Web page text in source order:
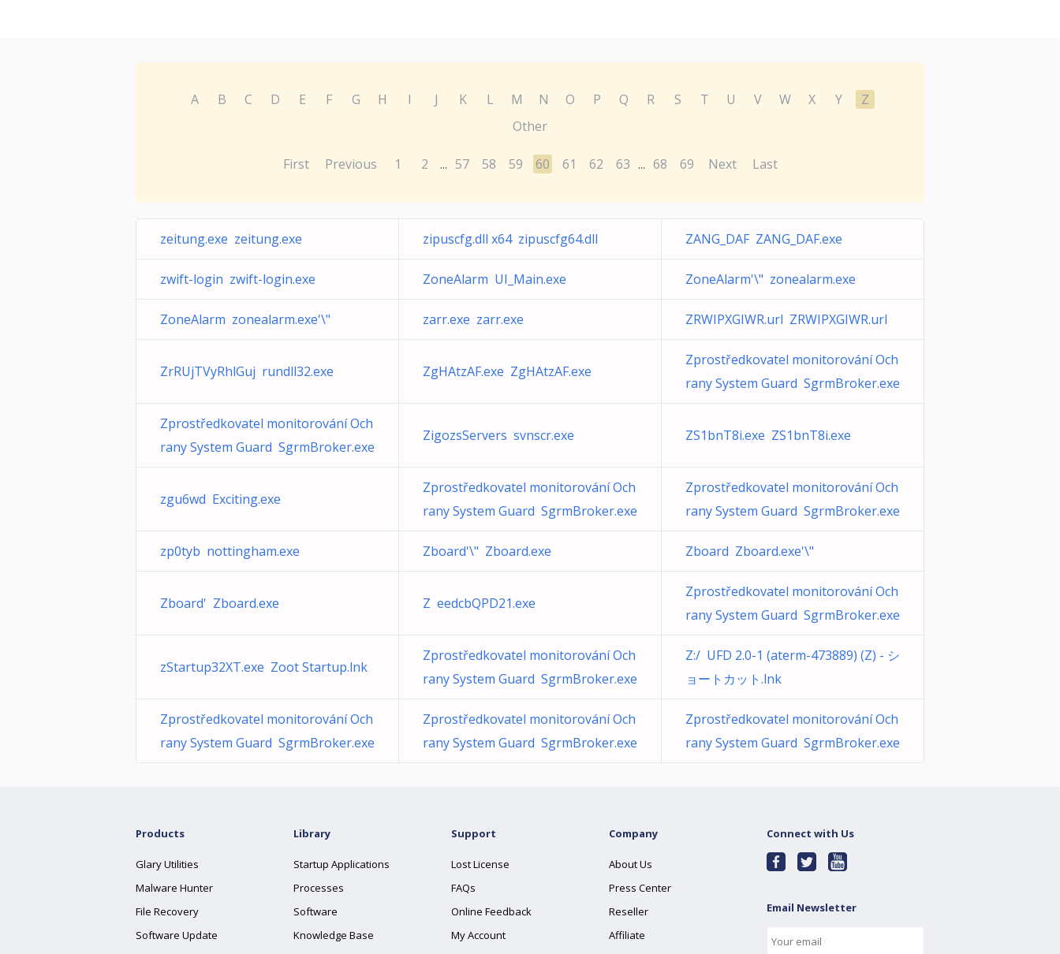
A B C D E F G H I J K L M N O P Q R S T U V W X Y
Z
Other
First Previous 1 2 ... 57 58 59 60 61 62 63 ... 68 69 Next Last
zeitung.exe zeitung.exe zipuscfg.dll x64 zipuscfg64.dll ZANG_DAF ZANG_DAF.exe
zwift-login zwift-login.exe ZoneAlarm UI_Main.exe ZoneAlarm'\" zonealarm.exe
ZoneAlarm zonealarm.exe'\" zarr.exe zarr.exe ZRWIPXGIWR.url ZRWIPXGIWR.url
ZrRUjTVyRhlGuj rundll32.exe ZgHAtzAF.exe ZgHAtzAF.exe
Zprostředkovatel monitorování Och
rany System Guard SgrmBroker.exe
Zprostředkovatel monitorování Och
rany System Guard SgrmBroker.exe
ZigozsServers svnscr.exe ZS1bnT8i.exe ZS1bnT8i.exe
zgu6wd Exciting.exe
Zprostředkovatel monitorování Och
rany System Guard SgrmBroker.exe
Zprostředkovatel monitorování Och
rany System Guard SgrmBroker.exe
zp0tyb nottingham.exe Zboard'\" Zboard.exe Zboard Zboard.exe'\"
Zboard' Zboard.exe Z eedcbQPD21.exe
Zprostředkovatel monitorování Och
rany System Guard SgrmBroker.exe
zStartup32XT.exe Zoot Startup.lnk
Zprostředkovatel monitorování Och
rany System Guard SgrmBroker.exe
Z:/ UFD 2.0-1 (aterm-473889) (Z) - シ
ョートカット.lnk
Zprostředkovatel monitorování Och
rany System Guard SgrmBroker.exe
Zprostředkovatel monitorování Och
rany System Guard SgrmBroker.exe
Zprostředkovatel monitorování Och
rany System Guard SgrmBroker.exe
Products
Glary Utilities
Malware Hunter
File Recovery
Software Update
Library
Startup Applications
Processes
Software
Knowledge Base
Support
Lost License
FAQs
Online Feedback
My Account
Company
About Us
Press Center
Reseller
Affiliate
Connect with Us
Email Newsletter